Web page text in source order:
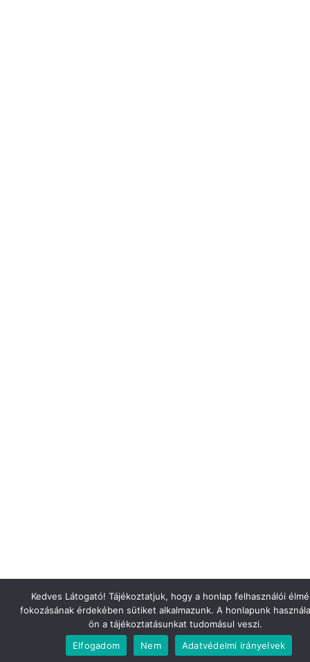
Kedves Látogató! Tájékoztatjuk, hogy a honlap felhasználói
fokozásának érdekében sütiket alkalmazunk. A honlapunk
ön a tájékoztatásunkat tudomásul veszi.
Elfogadom
Nem Adatvédelmi irányelvek